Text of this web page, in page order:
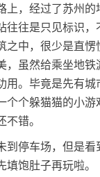
上，经过了苏州
往往是只见标识，
之中，很少是直
，虽然给乘坐地铁
用。毕竟是先有城
个个躲猫猫的小
错。
到停车场，但是
饱肚子再玩啦。